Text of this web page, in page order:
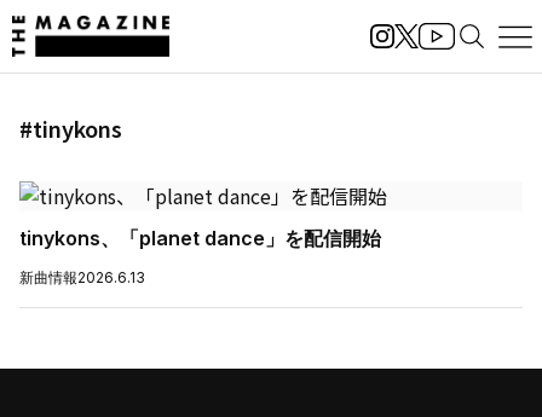
#tinykons
tinykons、「planet dance」を配信開始
新曲情報2026.6.13